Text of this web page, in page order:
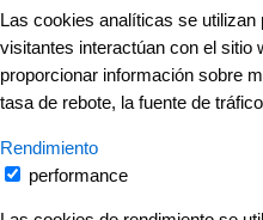
Las cookies analíticas se
visitantes interactúan con el sitio
proporcionar información sobre
tasa de rebote, la fuente de
Rendimiento
performance